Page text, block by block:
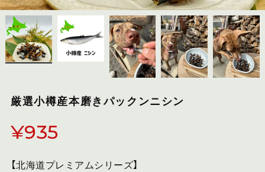
厳選小樽産本磨きパックンニシン
¥935
【北海道プレミアムシリーズ】